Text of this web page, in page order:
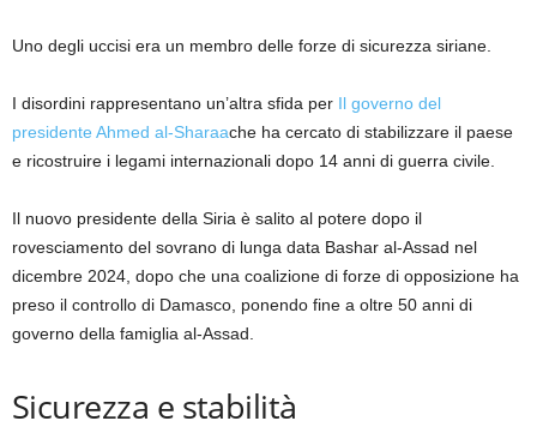
Uno degli uccisi era un membro delle forze di sicurezza siriane.
I disordini rappresentano un’altra sfida per Il governo del
presidente Ahmed al-Sharaache ha cercato di stabilizzare il paese
e ricostruire i legami internazionali dopo 14 anni di guerra civile.
Il nuovo presidente della Siria è salito al potere dopo il
rovesciamento del sovrano di lunga data Bashar al-Assad nel
dicembre 2024, dopo che una coalizione di forze di opposizione ha
preso il controllo di Damasco, ponendo fine a oltre 50 anni di
governo della famiglia al-Assad.
Sicurezza e stabilità